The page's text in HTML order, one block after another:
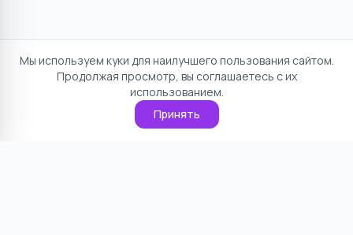
Мы используем куки для наилучшего пользования сайтом.
Продолжая просмотр, вы соглашаетесь с их
использованием.
Принять